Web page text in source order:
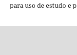
para uso de estudo e